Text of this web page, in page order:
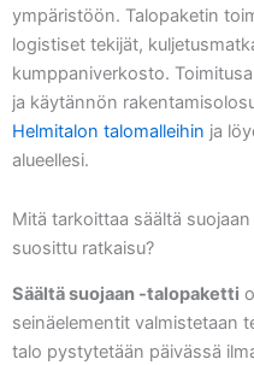
ympäristöön. Talopaketin
logistiset tekijät,
kumppaniverkosto.
ja käytännön
Helmitalon talomalleihin ja
alueellesi.
Mitä tarkoittaa säältä
suosittu ratkaisu?
Säältä suojaan -talopaketti
seinäelementit valmistetaan
talo pystytetään päivässä